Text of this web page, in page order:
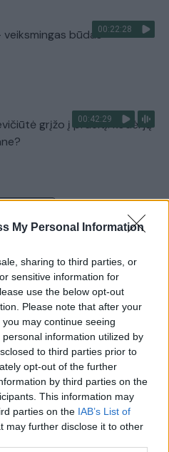
My Personal Information
sharing to third parties, or
sensitive information for
use the below opt-out
Please note that after your
may continue seeing
information utilized by
to third parties prior to
opt-out of the further
by third parties on the
This information may
parties on the IAB’s List of
may further disclose it to other
00:22:28
veiksmingas būdas
00:42:29
grįžo į praeitį: kodėl jų
00:00:30
Vilniaus r.: dviejų moterų ir
00:00:57
temperatūra kils iki